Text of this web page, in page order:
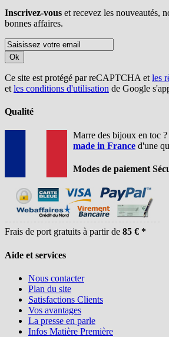
Inscrivez-vous et recevez les nouveautés,
bonnes affaires.
Ok
Ce site est protégé par reCAPTCHA et les
et les conditions d'utilisation de Google
Qualité
Marre des bijoux en toc
made in France d'une
Modes de paiement
Frais de port gratuits à partir de 85 € *
Aide et services
Nous contacter
Plan du site
Satisfactions Clients
Vos avantages
La presse en parle
Infos Matière Première